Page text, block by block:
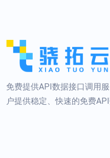
免费提供API数据接口调用
户提供稳定、快速的免费API